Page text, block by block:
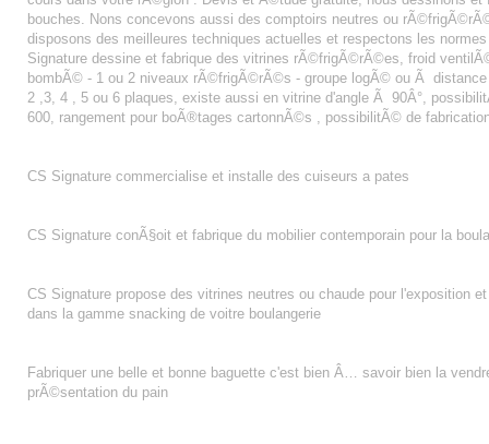
bouches. Nons concevons aussi des comptoirs neutres ou
disposons des meilleures techniques actuelles et respectons les
Signature dessine et fabrique des vitrines rÃ©frigÃ©rÃ©es, froid
bombÃ© - 1 ou 2 niveaux rÃ©frigÃ©rÃ©s - groupe logÃ© ou Ã
2 ,3, 4 , 5 ou 6 plaques, existe aussi en vitrine d'angle Ã 90Â°,
600, rangement pour boÃ®tages cartonnÃ©s , possibilitÃ© de
CS Signature commercialise et installe des cuiseurs a pates
CS Signature conÃ§oit et fabrique du mobilier contemporain pour la
CS Signature propose des vitrines neutres ou chaude pour
dans la gamme snacking de voitre boulangerie
Fabriquer une belle et bonne baguette c'est bien Â… savoir bien la
prÃ©sentation du pain